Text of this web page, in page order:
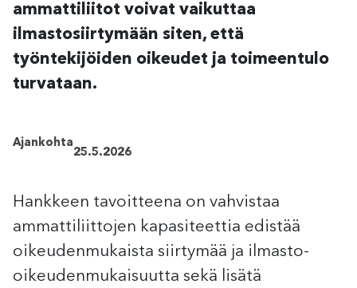
ammattiliitot voivat vaikuttaa
ilmastosiirtymään siten, että
työntekijöiden oikeudet ja toimeentulo
turvataan.
Ajankohta
25.5.2026
Hankkeen tavoitteena on vahvistaa
ammattiliittojen kapasiteettia edistää
oikeudenmukaista siirtymää ja ilmasto-
oikeudenmukaisuutta sekä lisätä